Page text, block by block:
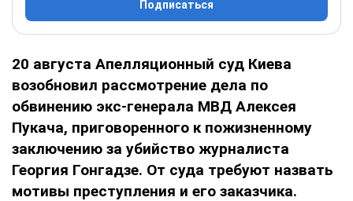
Подписаться
20 августа Апелляционный суд Киева
возобновил рассмотрение дела по
обвинению экс-генерала МВД Алексея
Пукача, приговоренного к пожизненному
заключению за убийство журналиста
Георгия Гонгадзе. От суда требуют назвать
мотивы преступления и его заказчика.